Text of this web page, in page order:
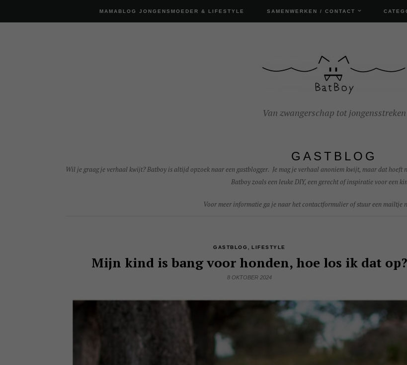
MAMABLOG JONGENSMOEDER & LIFESTYLE SAMENWERKEN / CONTACT
Van zwangerschap tot jongensstreken
GASTBLOG
Wil je graag je verhaal kwijt? Batboy is altijd opzoek naar een gastblogger. Je mag je verhaal anoniem kwijt, maar dat
Batboy zoals een leuke DIY, een gerecht of inspiratie voor een
Voor meer informatie ga je naar het contactformulier of stuur een mailtje
GASTBLOG ,LIFESTYLE
Mijn kind is bang voor honden, hoe los ik dat op?
8 OKTOBER 2024